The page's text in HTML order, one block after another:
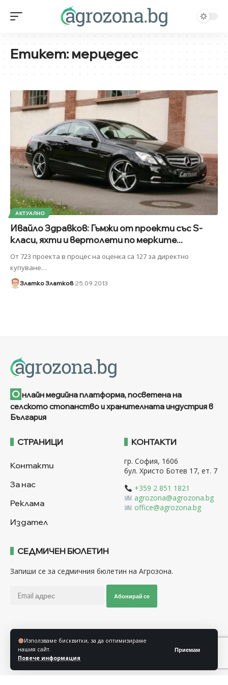
Използваме бисквитки, за да оптимизираме
нашия сайт.
Повече информация
Приемам
Етикет:мерцедес
АКТУАЛНО
Ивайло Здравков: Гъмжи от проекти със S-
класи, яхти и вертолети по мерките...
От 723 проекта в процес на оценка са 127 за директно
купуване…
Златко Златков 25.09.2013
О нлайн медийна платформа, посветена на
селското стопанство и хранителната индустрия в
България
СТРАНИЦИ
Контакти
За нас
Реклама
Издател
КОНТАКТИ
гр. София, 1606
бул. Христо Ботев 17, ет. 7
+359 2 851 1821
agrozona@agrozona.bg
office@agrozona.bg
СЕДМИЧЕН БЮЛЕТИН
Запиши се за седмичния бюлетин на Агрозона.
Абонирай се
Последвайте ни